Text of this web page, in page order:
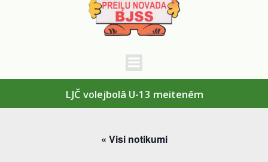
LJČ volejbolā U-13 meitenēm
« Visi notikumi